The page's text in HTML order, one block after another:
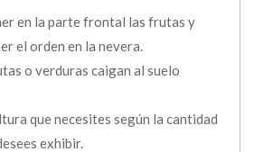
en la parte frontal las frutas y
el orden en la nevera.
o verduras caigan al suelo
que necesites según la cantidad
exhibir.